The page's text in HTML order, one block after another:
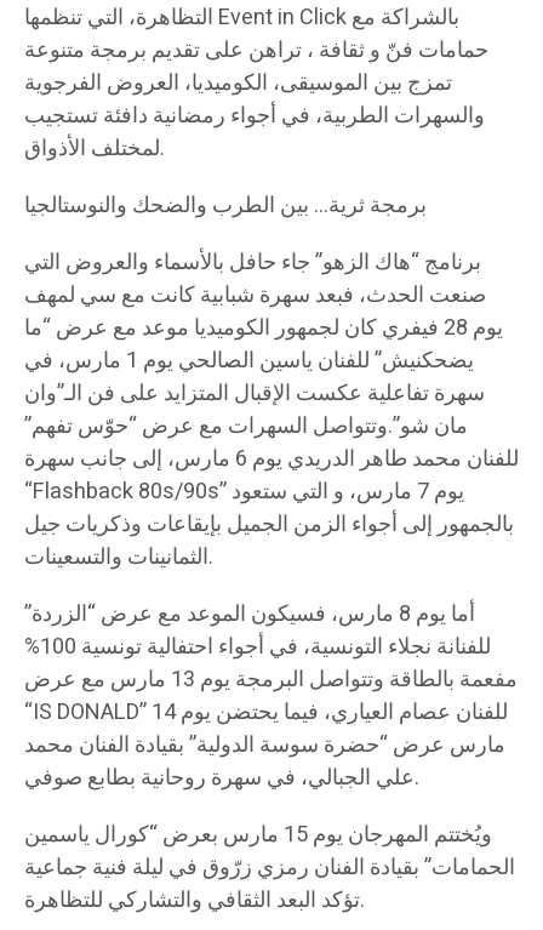
التظاهرة، التي تنظمها Event in Click بالشراكة مع
حمامات فنّ و ثقافة ، تراهن على تقديم برمجة متنوعة
تمزج بين الموسيقى، الكوميديا، العروض الفرجوية
والسهرات الطربية، في أجواء رمضانية دافئة تستجيب
لمختلف الأذواق.
برمجة ثرية… بين الطرب والضحك والنوستالجيا
برنامج “هاك الزهو” جاء حافل بالأسماء والعروض التي
صنعت الحدث، فبعد سهرة شبابية كانت مع سي لمهف
يوم 28 فيفري كان لجمهور الكوميديا موعد مع عرض “ما
يضحكنيش” للفنان ياسين الصالحي يوم 1 مارس، في
سهرة تفاعلية عكست الإقبال المتزايد على فن الـ”وان
مان شو”.وتتواصل السهرات مع عرض “حوّس تفهم”
للفنان محمد طاهر الدريدي يوم 6 مارس، إلى جانب سهرة
“Flashback 80s/90s” يوم 7 مارس، و التي ستعود
بالجمهور إلى أجواء الزمن الجميل بإيقاعات وذكريات جيل
الثمانينات والتسعينات.
أما يوم 8 مارس، فسيكون الموعد مع عرض “الزردة”
للفنانة نجلاء التونسية، في أجواء احتفالية تونسية 100%
مفعمة بالطاقة وتتواصل البرمجة يوم 13 مارس مع عرض
“IS DONALD” للفنان عصام العياري، فيما يحتضن يوم 14
مارس عرض “حضرة سوسة الدولية” بقيادة الفنان محمد
علي الجبالي، في سهرة روحانية بطابع صوفي.
ويُختتم المهرجان يوم 15 مارس بعرض “كورال ياسمين
الحمامات” بقيادة الفنان رمزي زرّوق في ليلة فنية جماعية
تؤكد البعد الثقافي والتشاركي للتظاهرة.